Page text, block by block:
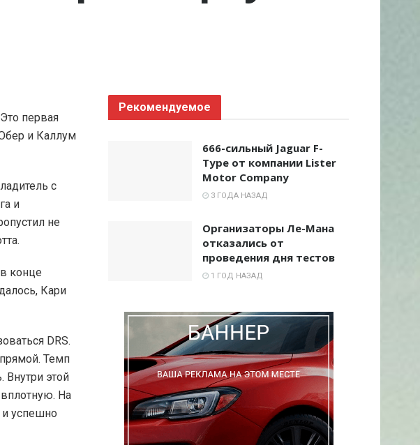
первая
и Каллум
с
и
не
конце
Кари
DRS.
Темп
Внутри этой
На
успешно
Рекомендуемое
666-сильный Jaguar F-
Type от компании Lister
Motor Company
3 ГОДА НАЗАД
Организаторы Ле-Мана
отказались от
проведения дня тестов
1 ГОД НАЗАД